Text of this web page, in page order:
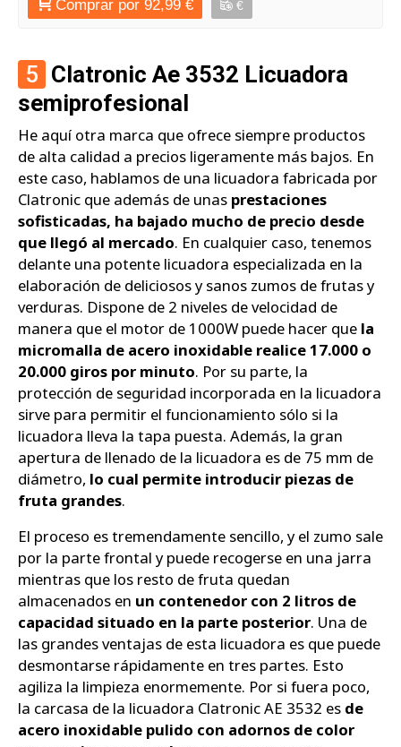
Comprar por 92,99 € €
5 Clatronic Ae 3532 Licuadora
semiprofesional
He aquí otra marca que ofrece siempre productos
de alta calidad a precios ligeramente más bajos. En
este caso, hablamos de una licuadora fabricada por
Clatronic que además de unas prestaciones
sofisticadas, ha bajado mucho de precio desde
que llegó al mercado. En cualquier caso, tenemos
delante una potente licuadora especializada en la
elaboración de deliciosos y sanos zumos de frutas y
verduras. Dispone de 2 niveles de velocidad de
manera que el motor de 1000W puede hacer que la
micromalla de acero inoxidable realice 17.000 o
20.000 giros por minuto. Por su parte, la
protección de seguridad incorporada en la licuadora
sirve para permitir el funcionamiento sólo si la
licuadora lleva la tapa puesta. Además, la gran
apertura de llenado de la licuadora es de 75 mm de
diámetro, lo cual permite introducir piezas de
fruta grandes.
El proceso es tremendamente sencillo, y el zumo sale
por la parte frontal y puede recogerse en una jarra
mientras que los resto de fruta quedan
almacenados en un contenedor con 2 litros de
capacidad situado en la parte posterior. Una de
las grandes ventajas de esta licuadora es que puede
desmontarse rápidamente en tres partes. Esto
agiliza la limpieza enormemente. Por si fuera poco,
la carcasa de la licuadora Clatronic AE 3532 es de
acero inoxidable pulido con adornos de color